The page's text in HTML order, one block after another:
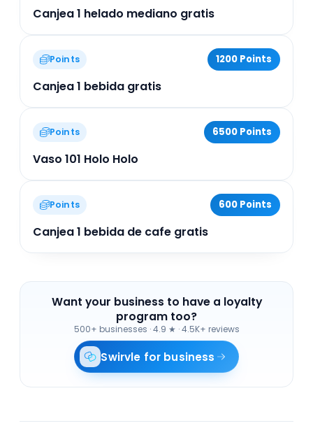
Canjea 1 helado mediano gratis
Points 1200 Points
Canjea 1 bebida gratis
Points 6500 Points
Vaso 101 Holo Holo
Points 600 Points
Canjea 1 bebida de cafe gratis
Want your business to have a loyalty
program too?
500+ businesses ·4.9 ★ · 4.5K+ reviews
Swirvle for business